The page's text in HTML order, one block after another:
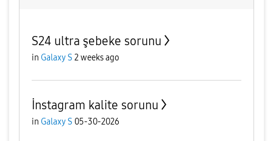
S24 ultra şebeke sorunu
in Galaxy S 2 weeks ago
İnstagram kalite sorunu
in Galaxy S 05-30-2026